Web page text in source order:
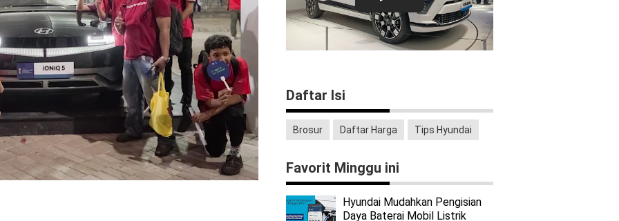
Daftar Isi
Brosur Daftar Harga Tips Hyundai
Favorit Minggu ini
Hyundai Mudahkan Pengisian
Daya Baterai Mobil Listrik